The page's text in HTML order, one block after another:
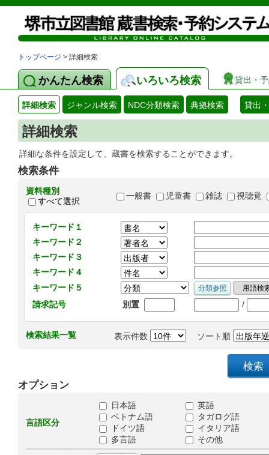
トップページ > 詳細検索
かんたん検索 いろいろ検索 貸出・
詳細検索 ジャンル検索 NDC分類検索 典拠検索 貸出
詳細検索
詳細な条件を設定して、蔵書を検索することができます。
検索条件
資料種別
すべて選択
一般書 児童書 雑誌 視聴覚
キーワード１
キーワード２
キーワード３
キーワード４
キーワード５
請求記号
別置 /
検索結果一覧 表示件数 ソート順
オプション
言語区分
日本語
英語
ベトナム語
タガログ語
ドイツ語
イタリア語
多言語
その他